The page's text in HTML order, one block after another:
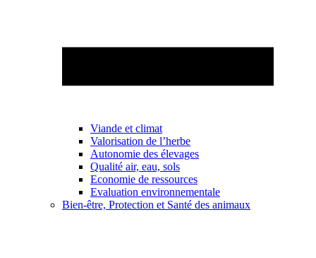
Viande et climat
Valorisation de l’herbe
Autonomie des élevages
Qualité air, eau, sols
Economie de ressources
Evaluation environnementale
Bien-être, Protection et Santé des animaux